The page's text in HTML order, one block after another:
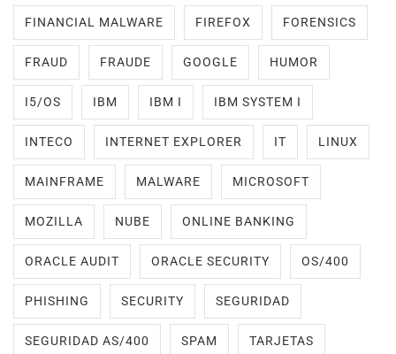
FINANCIAL MALWARE FIREFOX FORENSICS
FRAUD FRAUDE GOOGLE HUMOR
I5/OS IBM IBM I IBM SYSTEM I
INTECO INTERNET EXPLORER IT LINUX
MAINFRAME MALWARE MICROSOFT
MOZILLA NUBE ONLINE BANKING
ORACLE AUDIT ORACLE SECURITY OS/400
PHISHING SECURITY SEGURIDAD
SEGURIDAD AS/400 SPAM TARJETAS